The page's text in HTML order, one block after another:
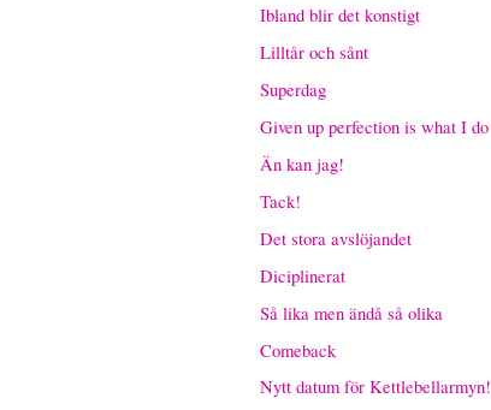
Ibland blir det konstigt
Lilltår och sånt
Superdag
Given up perfection is what I do
Än kan jag!
Tack!
Det stora avslöjandet
Diciplinerat
Så lika men ändå så olika
Comeback
Nytt datum för Kettlebellarmyn!